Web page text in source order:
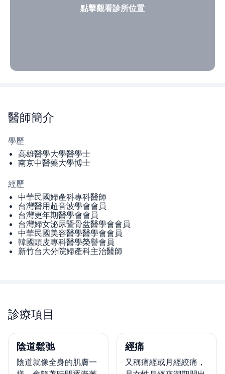
點擊觀看診所位置
醫師簡介
學歷
高雄醫學大學醫學士
南京中醫藥大學博士
經歷
中華民國婦產科專科醫師
台灣醫用超音波學會會員
台灣更年期醫學會會員
台灣婦女泌尿暨骨盆醫學會會員
中華民國美容醫學醫學會會員
韓國頭皮專科醫學榮譽會員
新竹台大分院婦產科主治醫師
診療項目
陰道鬆弛
陰道就像全身的肌膚一
經痛
又稱痛經或月經絞痛，